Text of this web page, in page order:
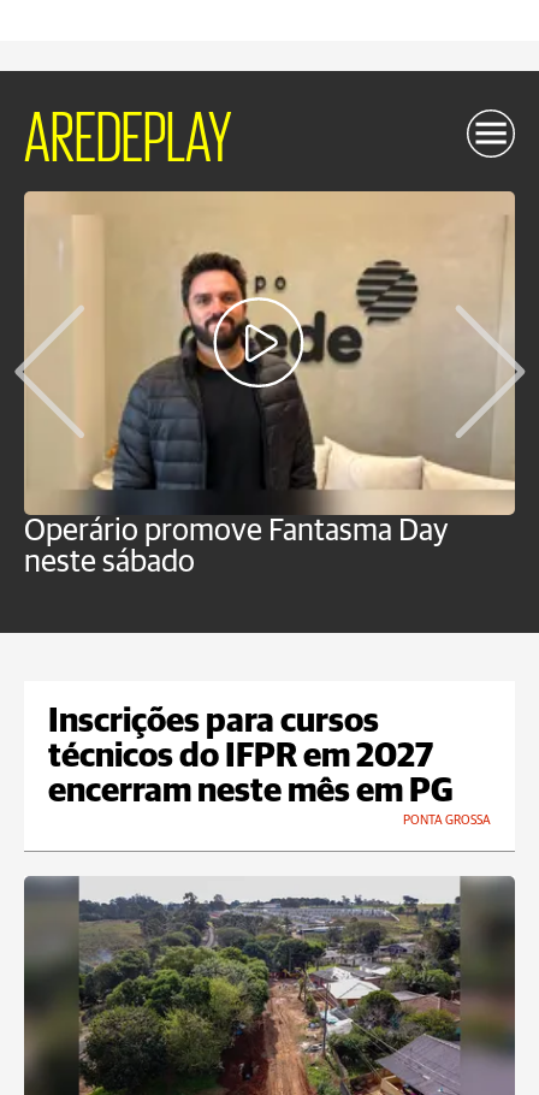
AREDEPLAY
Operário promove Fantasma Day
neste sábado
Inscrições para cursos
técnicos do IFPR em 2027
encerram neste mês em PG
PONTA GROSSA